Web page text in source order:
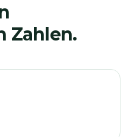
Zahlen.